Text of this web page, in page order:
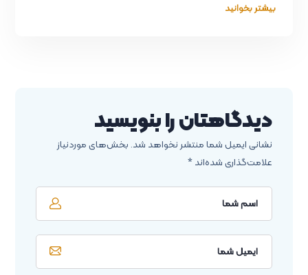
بیشتر بخوانید
دیدگاهتان را بنویسید
نشانی ایمیل شما منتشر نخواهد شد. بخش‌های موردنیاز
علامت‌گذاری شده‌اند*